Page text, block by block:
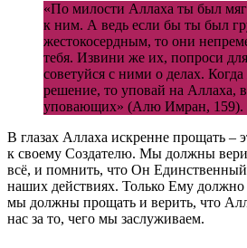
«По милости Аллаха ты был
к ним. А ведь если бы ты был
жестокосердным, то они
тебя. Извини же их, попроси
советуйся с ними о делах.
решение, то уповай на Аллаха,
уповающих» (Алю Имран, 159).
В глазах Аллаха искренне прощать –
к своему Создателю. Мы должны
всё, и помнить, что Он
наших действиях. Только Ему
мы должны прощать и верить, что
нас за то, чего мы заслуживаем.